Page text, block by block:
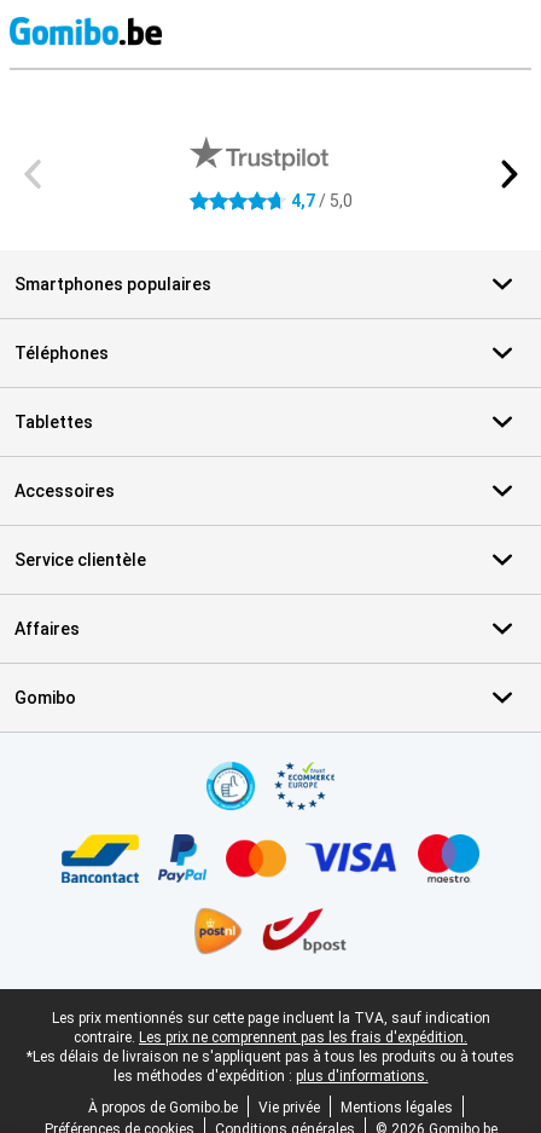
4.7 étoiles 4,7/ 5,0
Smartphones populaires
Téléphones
Tablettes
Accessoires
Service clientèle
Affaires
Gomibo
Pied-de-page légal
Les prix mentionnés sur cette page incluent la TVA, sauf indication
contraire. Les prix ne comprennent pas les frais d'expédition.
*Les délais de livraison ne s'appliquent pas à tous les produits ou à toutes
les méthodes d'expédition : plus d'informations.
À propos de Gomibo.be
Vie privée
Mentions légales
Préférences de cookies
Conditions générales © 2026 Gomibo.be